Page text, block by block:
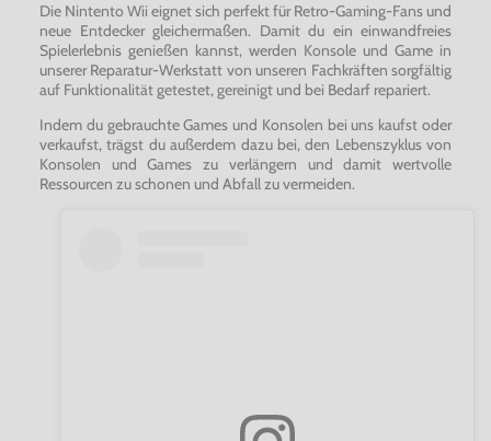
Die Nintento Wii eignet sich perfekt für Retro-Gaming-Fans und
neue Entdecker gleichermaßen. Damit du ein einwandfreies
Spielerlebnis genießen kannst, werden Konsole und Game in
unserer Reparatur-Werkstatt von unseren Fachkräften sorgfältig
auf Funktionalität getestet, gereinigt und bei Bedarf repariert.
Indem du gebrauchte Games und Konsolen bei uns kaufst oder
verkaufst, trägst du außerdem dazu bei, den Lebenszyklus von
Konsolen und Games zu verlängern und damit wertvolle
Ressourcen zu schonen und Abfall zu vermeiden.